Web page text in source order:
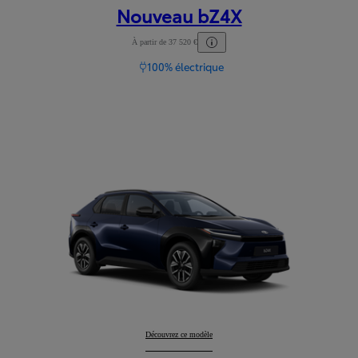
Nouveau bZ4X
À partir de 37 520 €
100% électrique
Nouveau bZ4X:
Découvrez ce modèle